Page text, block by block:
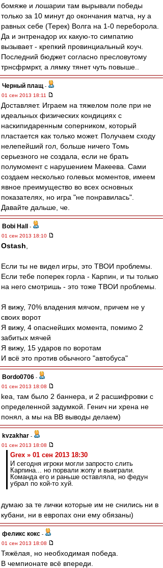
бомяже и лошарии там вырывали победы
только за 10 минут до окончания матча, ну а
равных себе (Терек) Волга на 1-0 переборола.
Да и энтренадор их какую-то симпатию
вызывает - крепкий провинциальный коуч.
Последний бюджет согласно пресловутому
трнсфрмркт, а лямку тянет чуть повыше..
Черный плащ -
01 сен 2013 18:11
Доставляет. Играем на тяжелом поле при не
идеальных физических кондициях с
наскипидаренным соперником, который
пластается как только может. Получаем сходу
нелепейший гол, больше ничего Томь
серьезного не создала, если не брать
полумомент с нарушением Макеева. Сами
создаем несколько голевых моментов, имеем
явное преимущество во всех основных
показателях, но игра "не понравилась".
Давайте дальше, че.
Bobi Hall
-
01 сен 2013 18:10
Ostash
Если ты не видел игры, это ТВОИ проблемы.
Если тебе поперек горла - Карпин, и ты только
на него смотришь - это тоже ТВОИ проблемы.
Я вижу, 70% владения мячом, причем не у
своих ворот
Я вижу, 4 опаснейших момента, помимо 2
забитых мячей
Я вижу, 15 ударов по воротам
И всё это против обычного "автобуса"
Bordo0706 -
01 сен 2013 18:08
kea, там было 2 баннера, и 2 расшифровки с
определенной задумкой. Генич ни хрена не
понял, а мы на ВВ выводы делаем)
kvzakhar -
01 сен 2013 18:08
Grex » 01 сен 2013 18:30
И сегодня игроки могли запросто слить
Карпина... но порвали жопу и выиграли.
Команда его и раньше оставляла, но федун
убрал по кой-то хуй.
думаю за те лички которые им не снились ни в
кубани, ни в европах они ему обязаны)
феликс кокс -
01 сен 2013 18:08
Тяжёлая, но необходимая победа.
В чемпионате всё впереди.